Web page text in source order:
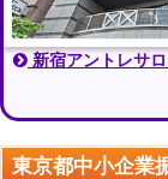
新宿アントレサ
東京都中小企業